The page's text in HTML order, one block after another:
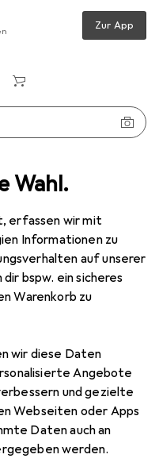
Wahl.
erfassen wir mit
Informationen zu
auf unserer
bspw. ein sicheres
Warenkorb zu
wir diese Daten
Angebote
und gezielte
Webseiten oder Apps
Daten auch an
werden.
Zur App
Commander Air 10s MFT
Air 10s MFT
Marke
Mehr von Nissin Digital